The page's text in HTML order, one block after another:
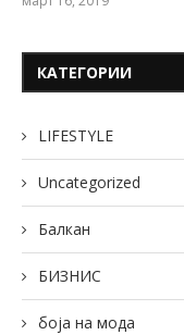
КАТЕГОРИИ
LIFESTYLE
Uncategorized
Балкан
БИЗНИС
боја на мода